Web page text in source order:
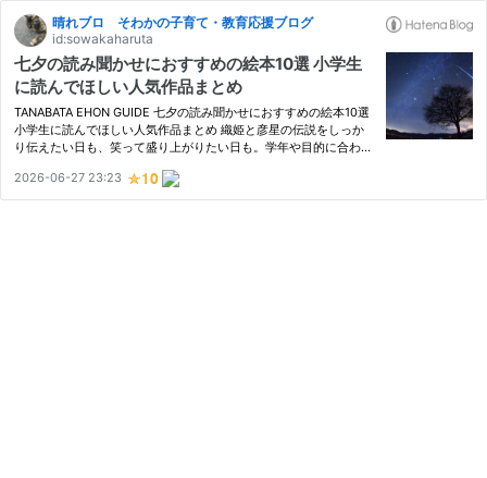
晴れブロ そわかの子育て・教育応援ブログ
id:sowakaharuta
七夕の読み聞かせにおすすめの絵本10選 小学生
に読んでほしい人気作品まとめ
TANABATA EHON GUIDE 七夕の読み聞かせにおすすめの絵本10選
小学生に読んでほしい人気作品まとめ 織姫と彦星の伝説をしっか
り伝えたい日も、笑って盛り上がりたい日も。学年や目的に合わせ
す。 対象：小学生（低学年〜高学年） 読み聞かせ時間：5〜10分
全10冊…
2026-06-27 23:23